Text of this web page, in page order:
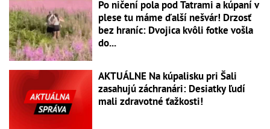
Po ničení pola pod Tatrami a kúpaní v
plese tu máme ďalší nešvár! Drzosť
bez hraníc: Dvojica kvôli fotke vošla
do...
AKTUÁLNE Na kúpalisku pri Šali
zasahujú záchranári: Desiatky ľudí
mali zdravotné ťažkosti!